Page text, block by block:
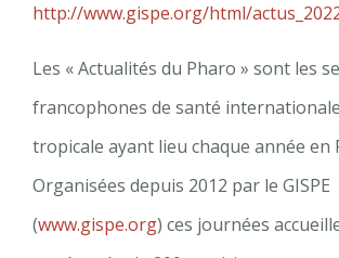
http://www.gispe.org/html/
Les « Actualités du Pharo » sont les
francophones de santé
tropicale ayant lieu chaque année en
Organisées depuis 2012 par le GISPE
(www.gispe.org) ces journées